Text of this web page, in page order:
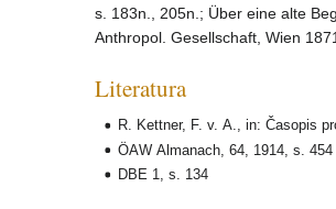
s. 183n., 205n.; Über eine alte
Anthropol. Gesellschaft, Wien 1871.
Literatura
R. Kettner, F. v. A., in: Časopis
ÖAW Almanach, 64, 1914, s. 454
DBE 1, s. 134